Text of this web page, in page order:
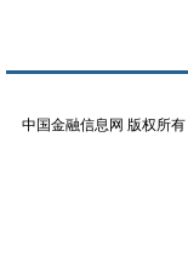
中国金融信息网 版权所有